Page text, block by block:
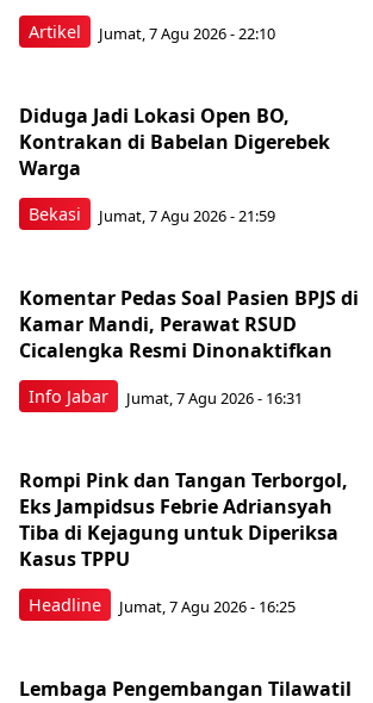
Artikel Jumat, 7 Agu 2026 - 22:10
Bekasi
Diduga Jadi Lokasi Open BO,
Kontrakan di Babelan Digerebek
Warga
Jumat, 7 Agu 2026 - 21:59
Info Jabar
Komentar Pedas Soal Pasien BPJS di
Kamar Mandi, Perawat RSUD
Cicalengka Resmi Dinonaktifkan
Jumat, 7 Agu 2026 - 16:31
Headline
Rompi Pink dan Tangan Terborgol,
Eks Jampidsus Febrie Adriansyah
Tiba di Kejagung untuk Diperiksa
Kasus TPPU
Jumat, 7 Agu 2026 - 16:25
Lembaga Pengembangan Tilawatil